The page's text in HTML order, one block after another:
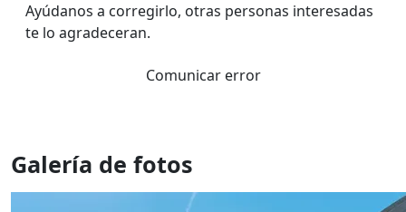
Ayúdanos a corregirlo, otras personas interesadas
te lo agradeceran.
Comunicar error
Galería de fotos